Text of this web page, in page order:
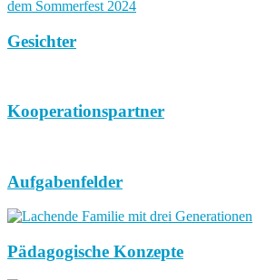
Gesichter
Kooperationspartner
Aufgabenfelder
Pädagogische Konzepte